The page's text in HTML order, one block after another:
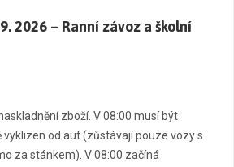
2026 – Ranní závoz a školní
zboží. V 08:00 musí být
od aut (zůstávají pouze vozy s
za stánkem). V 08:00 začíná